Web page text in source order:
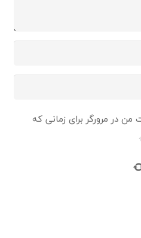
من در مرورگر برای زمانی که